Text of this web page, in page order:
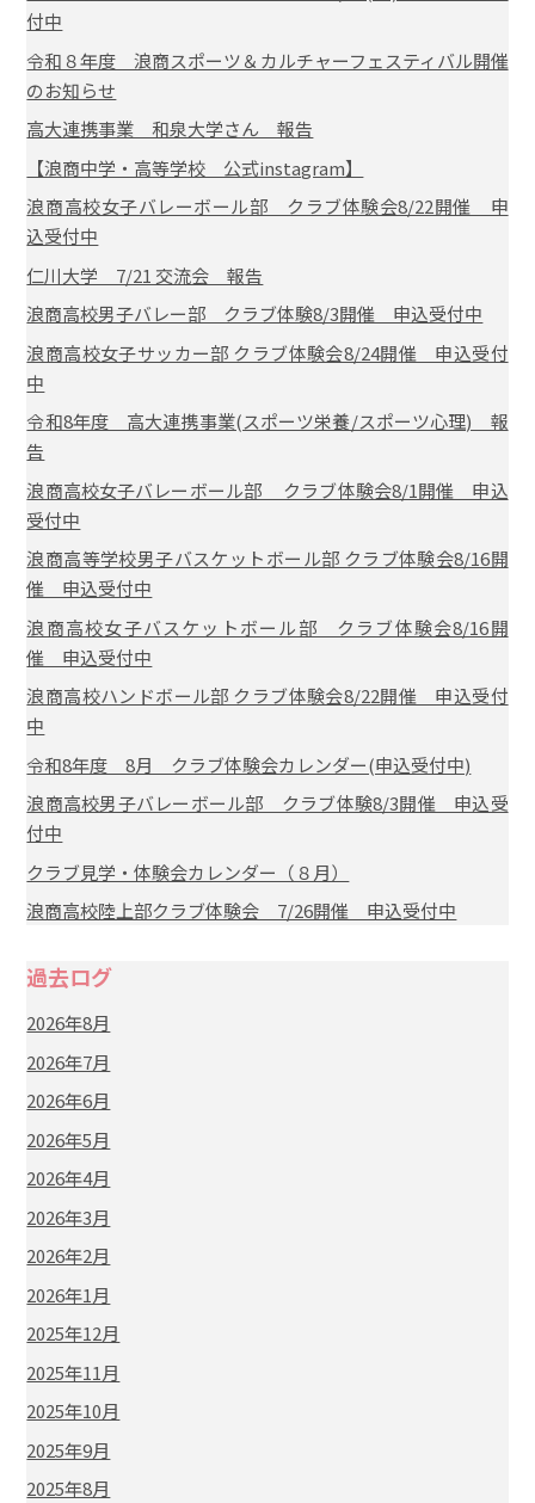
付中
令和８年度 浪商スポーツ＆カルチャーフェスティバル開催
のお知らせ
高大連携事業 和泉大学さん 報告
【浪商中学・高等学校 公式instagram】
浪商高校女子バレーボール部 クラブ体験会8/22開催 申
込受付中
仁川大学 7/21 交流会 報告
浪商高校男子バレー部 クラブ体験8/3開催 申込受付中
浪商高校女子サッカー部 クラブ体験会8/24開催 申込受付
中
令和8年度 高大連携事業(スポーツ栄養/スポーツ心理) 報
告
浪商高校女子バレーボール部 クラブ体験会8/1開催 申込
受付中
浪商高等学校男子バスケットボール部 クラブ体験会8/16開
催 申込受付中
浪商高校女子バスケットボール部 クラブ体験会8/16開
催 申込受付中
浪商高校ハンドボール部 クラブ体験会8/22開催 申込受付
中
令和8年度 8月 クラブ体験会カレンダー(申込受付中)
浪商高校男子バレーボール部 クラブ体験8/3開催 申込受
付中
クラブ見学・体験会カレンダー（８月）
浪商高校陸上部クラブ体験会 7/26開催 申込受付中
過去ログ
2026年8月
2026年7月
2026年6月
2026年5月
2026年4月
2026年3月
2026年2月
2026年1月
2025年12月
2025年11月
2025年10月
2025年9月
2025年8月